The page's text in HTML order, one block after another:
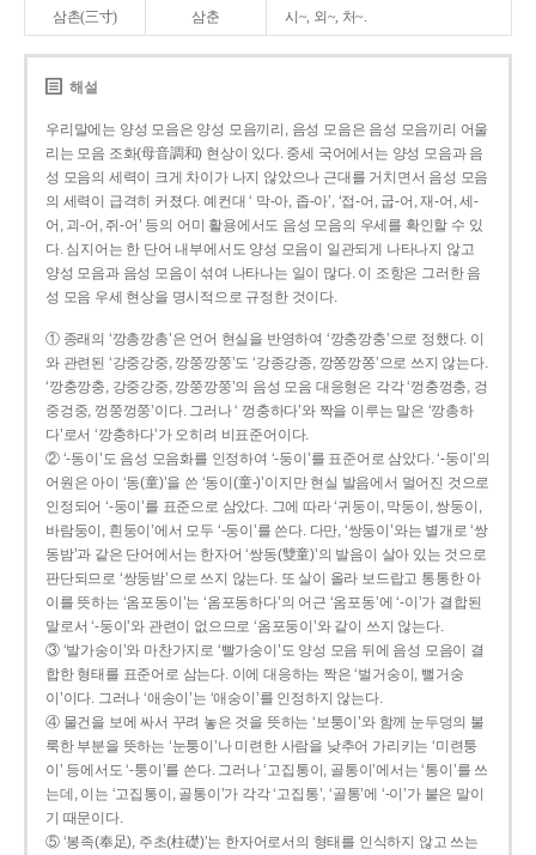
삼촌(三寸) 삼춘 시~, 외~, 처~.
해설
우리말에는 양성 모음은 양성 모음끼리, 음성 모음은 음성 모음끼리 어울
리는 모음 조화(母音調和) 현상이 있다. 중세 국어에서는 양성 모음과 음
성 모음의 세력이 크게 차이가 나지 않았으나 근대를 거치면서 음성 모음
의 세력이 급격히 커졌다. 예컨대 ‘ 막-아, 좁-아’, ‘접-어, 굽-어, 재-어, 세-
어, 괴-어, 쥐-어’ 등의 어미 활용에서도 음성 모음의 우세를 확인할 수 있
다. 심지어는 한 단어 내부에서도 양성 모음이 일관되게 나타나지 않고
양성 모음과 음성 모음이 섞여 나타나는 일이 많다. 이 조항은 그러한 음
성 모음 우세 현상을 명시적으로 규정한 것이다.
① 종래의 ‘깡총깡총’은 언어 현실을 반영하여 ‘깡충깡충’으로 정했다. 이
와 관련된 ‘강중강중, 깡쭝깡쭝’도 ‘강종강종, 깡쫑깡쫑’으로 쓰지 않는다.
‘깡충깡충, 강중강중, 깡쭝깡쭝’의 음성 모음 대응형은 각각 ‘껑충껑충, 겅
중겅중, 껑쭝껑쭝’이다. 그러나 ‘ 껑충하다’와 짝을 이루는 말은 ‘깡총하
다’로서 ‘깡충하다’가 오히려 비표준어이다.
② ‘-동이’도 음성 모음화를 인정하여 ‘-둥이’를 표준어로 삼았다. ‘-둥이’의
어원은 아이 ‘동(童)’을 쓴 ‘동이(童-)’이지만 현실 발음에서 멀어진 것으로
인정되어 ‘-둥이’를 표준으로 삼았다. 그에 따라 ‘귀둥이, 막둥이, 쌍둥이,
바람둥이, 흰둥이’에서 모두 ‘-둥이’를 쓴다. 다만, ‘쌍둥이’와는 별개로 ‘쌍
동밤’과 같은 단어에서는 한자어 ‘쌍동(雙童)’의 발음이 살아 있는 것으로
판단되므로 ‘쌍둥밤’으로 쓰지 않는다. 또 살이 올라 보드랍고 통통한 아
이를 뜻하는 ‘옴포동이’는 ‘옴포동하다’의 어근 ‘옴포동’에 ‘-이’가 결합된
말로서 ‘-둥이’와 관련이 없으므로 ‘옴포둥이’와 같이 쓰지 않는다.
③ ‘발가숭이’와 마찬가지로 ‘빨가숭이’도 양성 모음 뒤에 음성 모음이 결
합한 형태를 표준어로 삼는다. 이에 대응하는 짝은 ‘벌거숭이, 뻘거숭
이’이다. 그러나 ‘애송이’는 ‘애숭이’를 인정하지 않는다.
④ 물건을 보에 싸서 꾸려 놓은 것을 뜻하는 ‘보퉁이’와 함께 눈두덩의 불
룩한 부분을 뜻하는 ‘눈퉁이’나 미련한 사람을 낮추어 가리키는 ‘미련퉁
이’ 등에서도 ‘-퉁이’를 쓴다. 그러나 ‘고집통이, 골통이’에서는 ‘통이’를 쓰
는데, 이는 ‘고집통이, 골통이’가 각각 ‘고집통’, ‘골통’에 ‘-이’가 붙은 말이
기 때문이다.
⑤ ‘봉족(奉足), 주초(柱礎)’는 한자어로서의 형태를 인식하지 않고 쓰는